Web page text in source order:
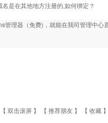
是在其他地方注册的,如何绑定？
理器（免费)，就能在我司管理中心
【 双击滚屏 】 【 推荐朋友 】 【 收藏